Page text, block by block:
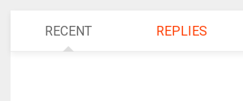
RECENT REPLIES